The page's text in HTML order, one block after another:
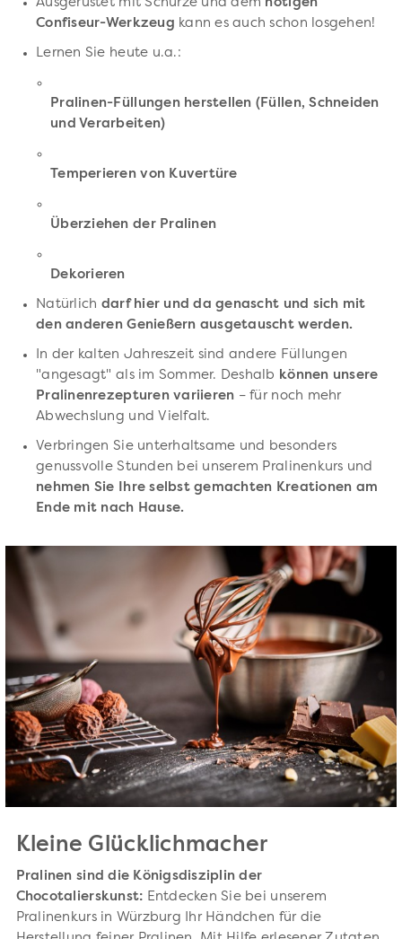
Ausgerüstet mit Schürze und dem nötigen
Confiseur-Werkzeug kann es auch schon losgehen!
Lernen Sie heute u.a.:
Pralinen-Füllungen herstellen (Füllen, Schneiden
und Verarbeiten)
Temperieren von Kuvertüre
Überziehen der Pralinen
Dekorieren
Natürlich darf hier und da genascht und sich mit
den anderen Genießern ausgetauscht werden.
In der kalten Jahreszeit sind andere Füllungen
"angesagt" als im Sommer. Deshalb können unsere
Pralinenrezepturen variieren – für noch mehr
Abwechslung und Vielfalt.
Verbringen Sie unterhaltsame und besonders
genussvolle Stunden bei unserem Pralinenkurs und
nehmen Sie Ihre selbst gemachten Kreationen am
Ende mit nach Hause.
Kleine Glücklichmacher
Pralinen sind die Königsdisziplin der
Chocotalierskunst: Entdecken Sie bei unserem
Pralinenkurs in Würzburg Ihr Händchen für die